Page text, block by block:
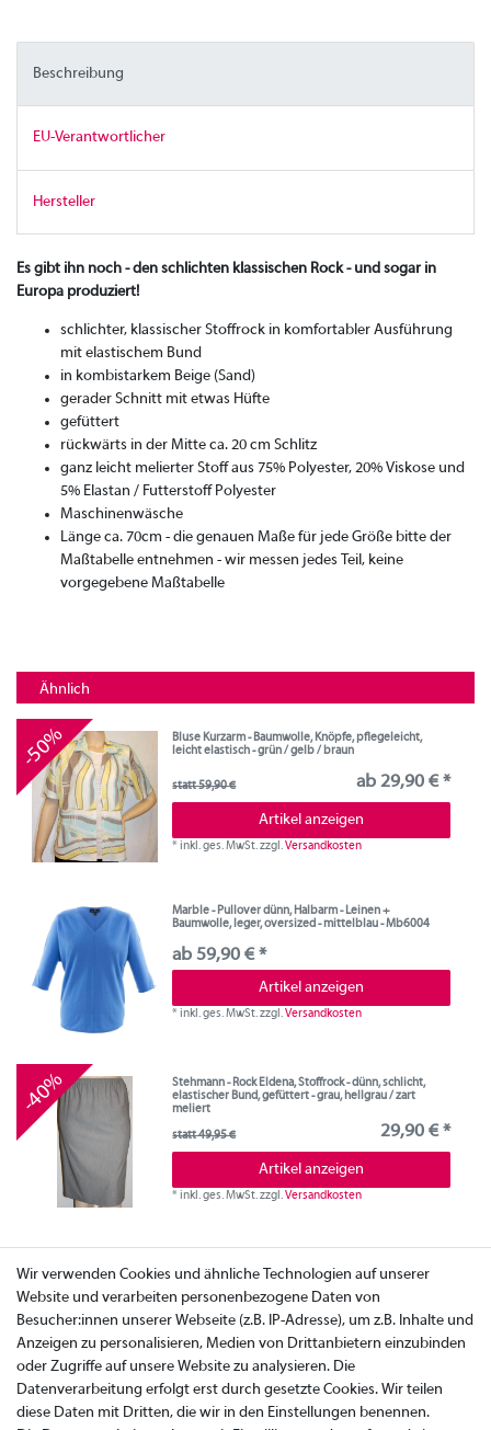
Beschreibung
EU-Verantwortlicher
Hersteller
Es gibt ihn noch - den schlichten klassischen Rock - und sogar in
Europa produziert!
schlichter, klassischer Stoffrock in komfortabler Ausführung
mit elastischem Bund
in kombistarkem Beige (Sand)
gerader Schnitt mit etwas Hüfte
gefüttert
rückwärts in der Mitte ca. 20 cm Schlitz
ganz leicht melierter Stoff aus 75% Polyester, 20% Viskose und
5% Elastan / Futterstoff Polyester
Maschinenwäsche
Länge ca. 70cm - die genauen Maße für jede Größe bitte der
Maßtabelle entnehmen - wir messen jedes Teil, keine
vorgegebene Maßtabelle
Ähnlich
-50%
Bluse Kurzarm - Baumwolle, Knöpfe, pflegeleicht,
leicht elastisch - grün / gelb / braun
statt 59,90 € ab 29,90 € *
Artikel anzeigen
*inkl. ges. MwSt.zzgl.Versandkosten
Marble - Pullover dünn, Halbarm - Leinen +
Baumwolle, leger, oversized - mittelblau - Mb6004
ab 59,90 € *
Artikel anzeigen
*inkl. ges. MwSt.zzgl.Versandkosten
-40%
Stehmann - Rock Eldena, Stoffrock - dünn, schlicht,
elastischer Bund, gefüttert - grau, hellgrau / zart
meliert
statt 49,95 €
29,90 € *
Artikel anzeigen
*inkl. ges. MwSt.zzgl.Versandkosten
Wir verwenden Cookies und ähnliche Technologien auf unserer
Website und verarbeiten personenbezogene Daten von
Besucher:innen unserer Webseite (z.B. IP-Adresse), um z.B. Inhalte und
Anzeigen zu personalisieren, Medien von Drittanbietern einzubinden
oder Zugriffe auf unsere Website zu analysieren. Die
Datenverarbeitung erfolgt erst durch gesetzte Cookies. Wir teilen
diese Daten mit Dritten, die wir in den Einstellungen benennen.